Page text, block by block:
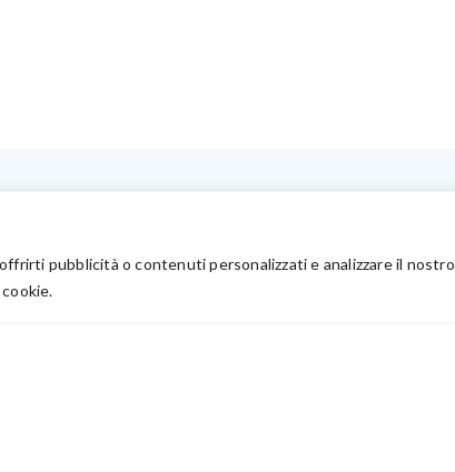
pubblicità o contenuti personalizzati e analizzare il nostro
Privacy
Chi Siamo